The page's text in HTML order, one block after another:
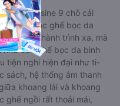
An limousine 9 chỗ cải
lại với các ghế bọc da
chuyến hành trình xa, mà
như các ghế bọc da bình
tiện nghi hiện đại như ti-
sách, hệ thống âm thanh
khoang lái và khoang
ghế ngồi rất thoải mái,